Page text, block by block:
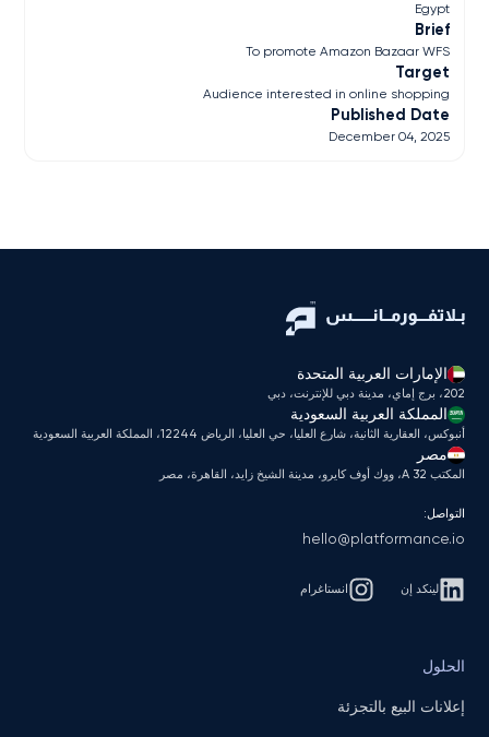
Egypt
Brief
To promote Amazon Bazaar WFS
Target
Audience interested in online shopping
Published Date
December 04, 2025
الإمارات العربية المتحدة
202، برج إماي، مدينة دبي للإنترنت، دبي
المملكة العربية السعودية
أنبوكس، العقارية الثانية، شارع العليا، حي العليا، الرياض 12244، المملكة العربية السعودية
مصر
المكتب A 32، ووك أوف كايرو، مدينة الشيخ زايد، القاهرة، مصر
التواصل:
hello@platformance.io
لينكد إن انستاغرام
الحلول
إعلانات البيع بالتجزئة